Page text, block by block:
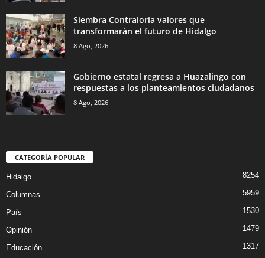
Siembra Contraloría valores que
transformarán el futuro de Hidalgo
8 Ago, 2026
Gobierno estatal regresa a Huazalingo con
respuestas a los planteamientos ciudadanos
8 Ago, 2026
CATEGORÍA POPULAR
Hidalgo 8254
Columnas 5959
País 1530
Opinión 1479
Educación 1317